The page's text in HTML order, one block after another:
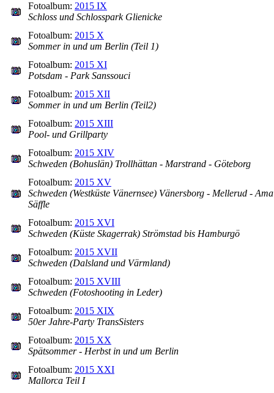
Fotoalbum: 2015 IX
Schloss und Schlosspark Glienicke
Fotoalbum: 2015 X
Sommer in und um Berlin (Teil 1)
Fotoalbum: 2015 XI
Potsdam - Park Sanssouci
Fotoalbum: 2015 XII
Sommer in und um Berlin (Teil2)
Fotoalbum: 2015 XIII
Pool- und Grillparty
Fotoalbum: 2015 XIV
Schweden (Bohuslän) Trollhättan - Marstrand - Göteborg
Fotoalbum: 2015 XV
Schweden (Westküste Vänernsee) Vänersborg - Mellerud -
Säffle
Fotoalbum: 2015 XVI
Schweden (Küste Skagerrak) Strömstad bis Hamburgö
Fotoalbum: 2015 XVII
Schweden (Dalsland und Värmland)
Fotoalbum: 2015 XVIII
Schweden (Fotoshooting in Leder)
Fotoalbum: 2015 XIX
50er Jahre-Party TransSisters
Fotoalbum: 2015 XX
Spätsommer - Herbst in und um Berlin
Fotoalbum: 2015 XXI
Mallorca Teil I